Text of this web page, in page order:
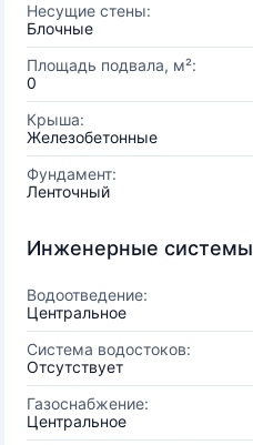
Несущие стены:
Блочные
Площадь подвала, м²:
0
Крыша:
Железобетонные
Фундамент:
Ленточный
Инженерные системы
Водоотведение:
Центральное
Система водостоков:
Отсутствует
Газоснабжение:
Центральное